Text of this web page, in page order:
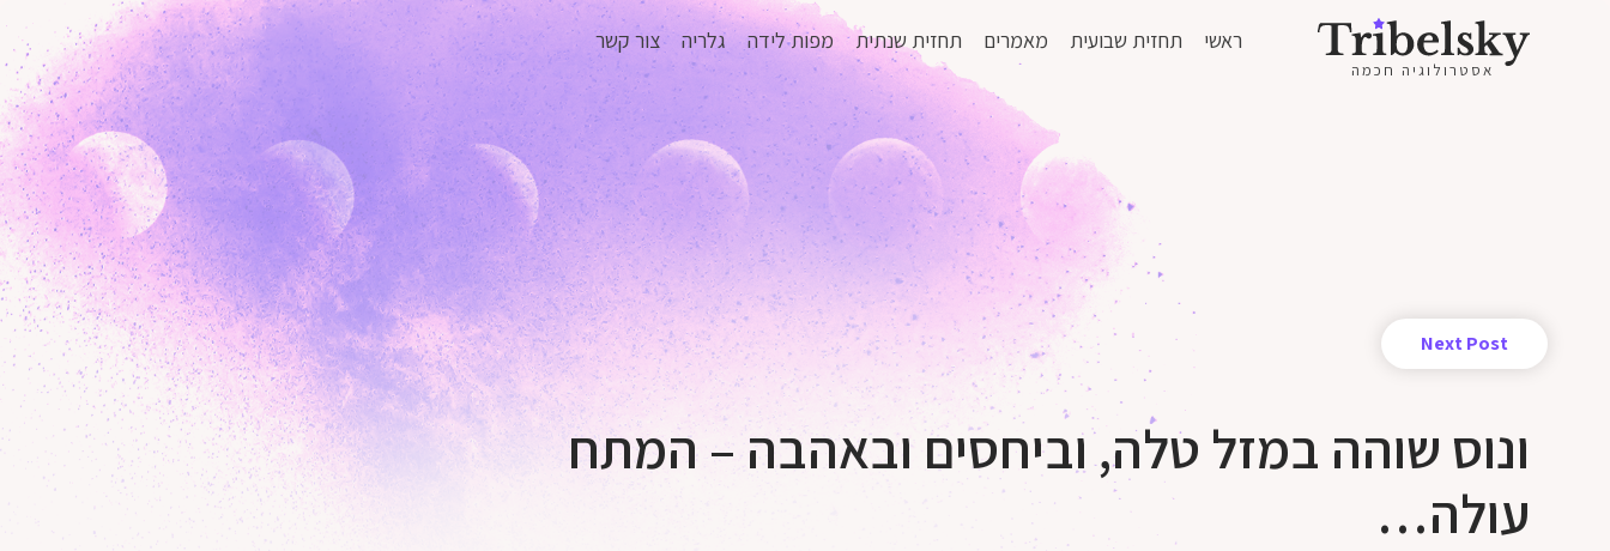
אסטרולוגיה חכמה
ראשי תחזית שבועית מאמרים תחזית שנתית מפות לידה גלריה צור קשר
Next Post
ונוס שוהה במזל טלה, וביחסים ובאהבה – המתח
עולה…